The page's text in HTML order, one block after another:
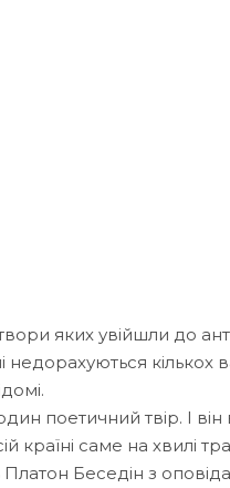
яких увійшли до
недорахуються кількох
поетичний твір. І
країні саме на хвилі
Платон Беседін з